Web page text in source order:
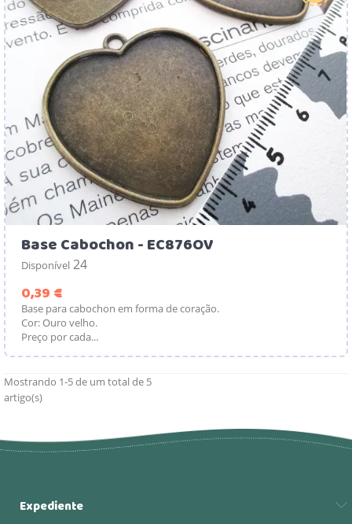
Base Cabochon - EC876OV
Disponível 24
0,39 €
Base para cabochon em forma de coração.
Cor: Ouro velho.
Preço por cada...
Mostrando 1-5 de um total de 5
artigo(s)
Expediente